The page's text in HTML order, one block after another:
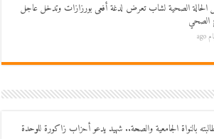
الحالة الصحية لشاب تعرض لدغة أفعى بورزازات وتدخل عاجل
الصحي
بالنواة الجامعية والصحة.. شهيد يدعو أحزاب زاكورة للوحدة